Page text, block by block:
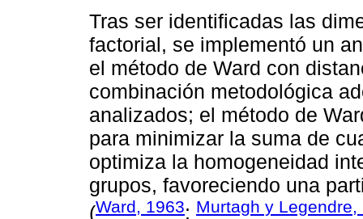
Tras ser identificadas las
factorial, se implementó un
el método de Ward con
combinación metodológica
analizados; el método de
para minimizar la suma de
optimiza la homogeneidad
grupos, favoreciendo una
(Ward, 1963; Murtagh y Legendre,